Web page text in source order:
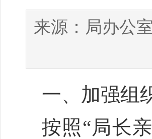
来源： 局办公室
一、加强组
按照“局长